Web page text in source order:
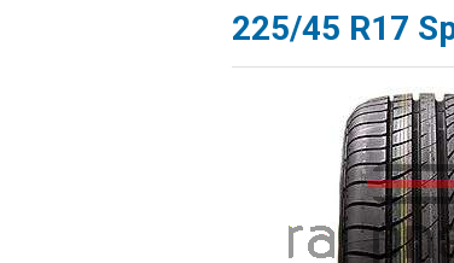
225/45 R17